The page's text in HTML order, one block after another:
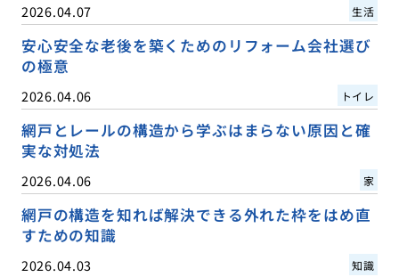
2026.04.07 生活
安心安全な老後を築くためのリフォーム会社選び
の極意
2026.04.06 トイレ
網戸とレールの構造から学ぶはまらない原因と確
実な対処法
2026.04.06 家
網戸の構造を知れば解決できる外れた枠をはめ直
すための知識
2026.04.03 知識